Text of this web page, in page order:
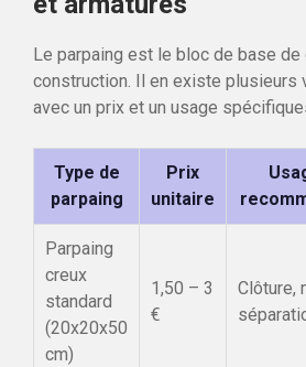
Le parpaing est le bloc de base de
construction. Il en existe plusieurs
avec un prix et un usage
Type de
parpaing
Prix
unitaire
Parpaing
creux
standard
(20x20x50
cm)
1,50 – 3
€
Clôture,